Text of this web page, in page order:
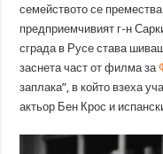
семейството се
предприемчивият г-н
сграда в Русе става
заснета част от филма за
заплака”, в който взеха
актьор Бен Крос и